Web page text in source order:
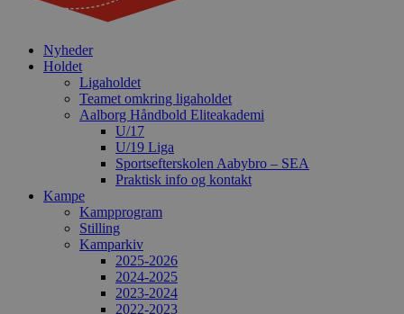
Nyheder
Holdet
Ligaholdet
Teamet omkring ligaholdet
Aalborg Håndbold Eliteakademi
U/17
U/19 Liga
Sportsefterskolen Aabybro – SEA
Praktisk info og kontakt
Kampe
Kampprogram
Stilling
Kamparkiv
2025-2026
2024-2025
2023-2024
2022-2023